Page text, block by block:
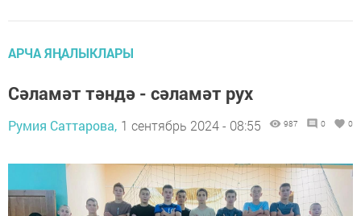
АРЧА ЯҢАЛЫКЛАРЫ
Сәламәт тәндә - сәламәт рух
Румия Саттарова, 1 сентябрь 2024 - 08:55 987 0 0